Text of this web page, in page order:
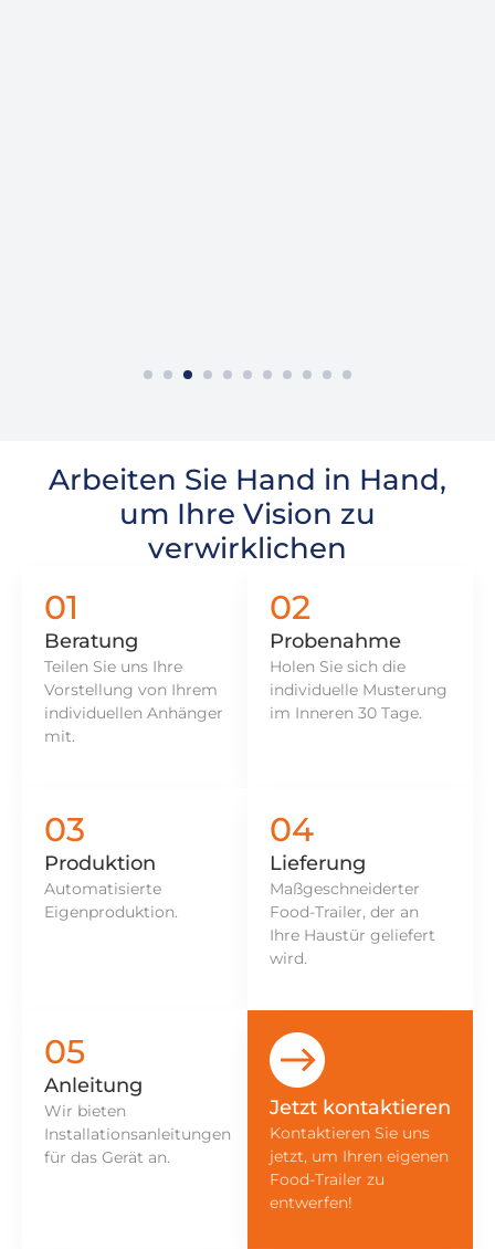
Arbeiten Sie Hand in Hand,
um Ihre Vision zu
verwirklichen
01
Beratung
Teilen Sie uns Ihre
Vorstellung von Ihrem
individuellen Anhänger
mit.
02
Probenahme
Holen Sie sich die
individuelle Musterung
im Inneren 30 Tage.
03
Produktion
Automatisierte
Eigenproduktion.
04
Lieferung
Maßgeschneiderter
Food-Trailer, der an
Ihre Haustür geliefert
wird.
05
Anleitung
Wir bieten
Installationsanleitungen
für das Gerät an.
Jetzt kontaktieren
Kontaktieren Sie uns
jetzt, um Ihren eigenen
Food-Trailer zu
entwerfen!